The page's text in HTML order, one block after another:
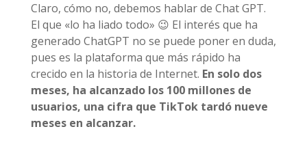
Claro, cómo no, debemos hablar de Chat GPT.
El que «lo ha liado todo» 😉 El interés que ha
generado ChatGPT no se puede poner en duda,
pues es la plataforma que más rápido ha
crecido en la historia de Internet. En solo dos
meses, ha alcanzado los 100 millones de
usuarios, una cifra que TikTok tardó nueve
meses en alcanzar.